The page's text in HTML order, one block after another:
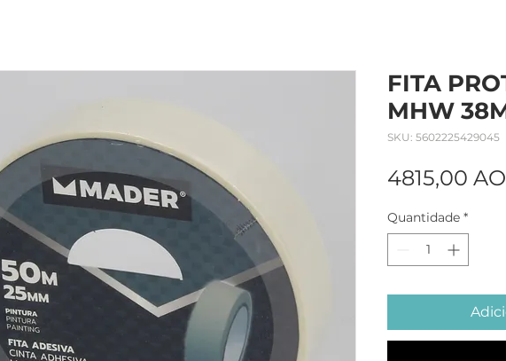
FITA
MHW
SKU: 5602225429045
4815,00
Quantidade *